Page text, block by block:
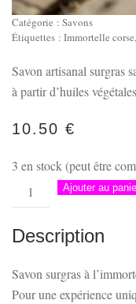
Catégorie : Savons
Étiquettes : Immortelle corse,
Savon artisanal surgras
à partir d’huiles
10.50 €
3 en stock (peut être
quantité
de
Savon
à
l'immortelle
corse
Ajouter au
Description
Savon surgras à
Pour une expérience